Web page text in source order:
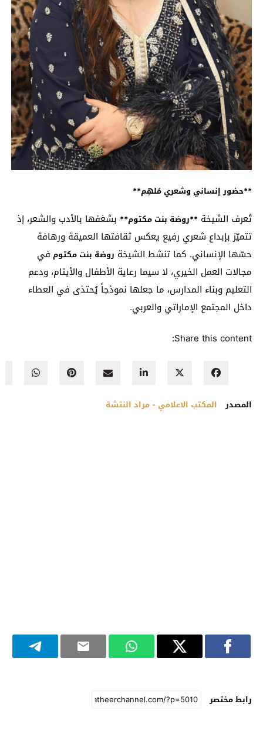
**حضور إنساني وشعري مُلهِم**
تُعرف الشيخة **روضة بنت مكتوم** بشغفها بالأدب والشعر، إذ
تتميّز بإبداع شعري رفيع يعكس ثقافتها العميقة ورهافة
حسّها الإنساني. كما تنشط الشيخة روضة بنت مكتوم في
مجالات العمل الخيري، لا سيما رعاية الأطفال والأيتام، ودعم
التعليم وبناء المدارس، ما جعلها نموذجاً يُحتذى في العطاء
داخل المجتمع الإماراتي والعربي.
Share this content:
المصدر المكتب الاعلامي - مراد النتشة
رابط مختصر